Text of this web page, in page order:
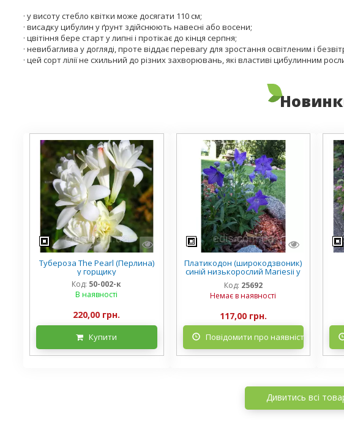
· у висоту стебло квітки може досягати 110 см;
· висадку цибулин у ґрунт здійснюють навесні або восени;
· цвітіння бере старт у липні і протікає до кінця серпня;
· невибаглива у догляді, проте віддає перевагу для зростання освітленим і
· цей сорт лілії не схильний до різних захворювань, які властиві цибулинним
Тубероза The Pearl (Перлина)
у горщику
Код: 50-002-к
В наявності
220,00 грн.
Купити
Платикодон (широкодзвоник)
синій низькорослий Mariesii у
горщику
Код: 25692
Немає в наявності
117,00 грн.
Повідомити про наявність
Дивитись всі